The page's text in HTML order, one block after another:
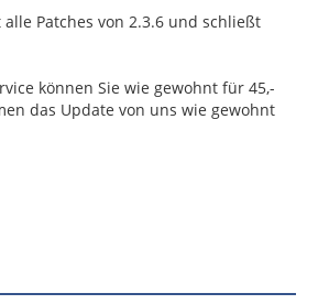
Patches von 2.3.6 und schließt
können Sie wie gewohnt für 45,-
das Update von uns wie gewohnt